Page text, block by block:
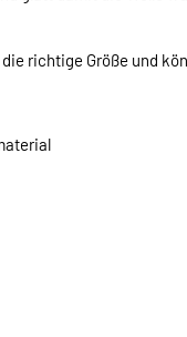
richtige Größe und